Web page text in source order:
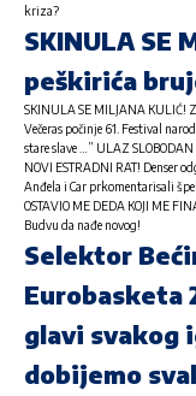
kriza?
SKINULA SE
peškirića
SKINULA SE MILJANA KULIĆ!
Večeras počinje 61. Festival
stare slave …” ULAZ SLOBODAN
NOVI ESTRADNI RAT! Denser
Anđela i Car prkomentarisali
OSTAVIO ME DEDA KOJI ME
Budvu da nađe novog!
Selektor
Eurobasketa
glavi svakog
dobijemo